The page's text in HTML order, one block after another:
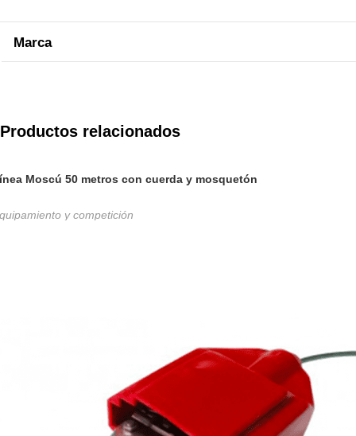
Marca
Productos relacionados
Moscú 50 metros con cuerda y mosquetón
y competición